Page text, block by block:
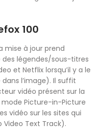
100
mise à jour prend
des légendes/sous-titres
et Netflix lorsqu’il y a le
l’image). Il suffit
vidéo présent sur la
mode Picture-in-Picture
vidéo sur les sites qui
Text Track).